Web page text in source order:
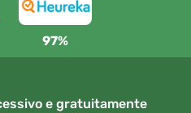
97%
e gratuitamente